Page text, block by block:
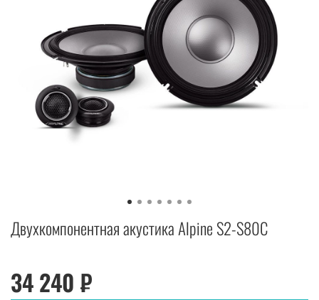
Двухкомпонентная акустика Alpine S2-S80C
34 240 ₽